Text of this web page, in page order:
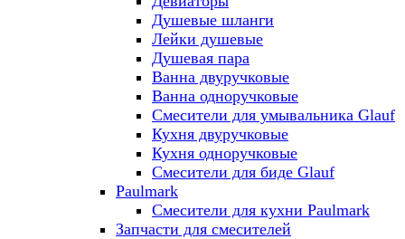
Душевые шланги
Лейки душевые
Душевая пара
Ванна двуручковые
Ванна одноручковые
Смесители для умывальника Glauf
Кухня двуручковые
Кухня одноручковые
Смесители для биде Glauf
Paulmark
Смесители для кухни Paulmark
Запчасти для смесителей